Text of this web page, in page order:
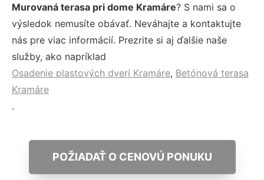
Murovaná terasa pri dome Kramáre? S nami sa o
výsledok nemusíte obávať. Neváhajte a kontaktujte
nás pre viac informácií. Prezrite si aj ďalšie naše
služby, ako napríklad
Osadenie plastových dverí Kramáre, Betónová terasa
Kramáre
.
POŽIADAŤ O CENOVÚ PONUKU